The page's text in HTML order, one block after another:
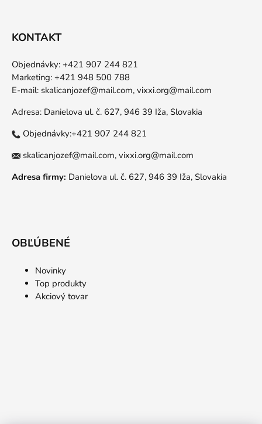
KONTAKT
Objednávky: +421 907 244 821
Marketing: +421 948 500 788
E-mail: skalicanjozef@mail.com, vixxi.org@mail.com
Adresa: Danielova ul. č. 627, 946 39 Iža, Slovakia
Objednávky:+421 907 244 821
skalicanjozef@mail.com, vixxi.org@mail.com
Adresa firmy: Danielova ul. č. 627, 946 39 Iža, Slovakia
OBĽÚBENÉ
Novinky
Top produkty
Akciový tovar